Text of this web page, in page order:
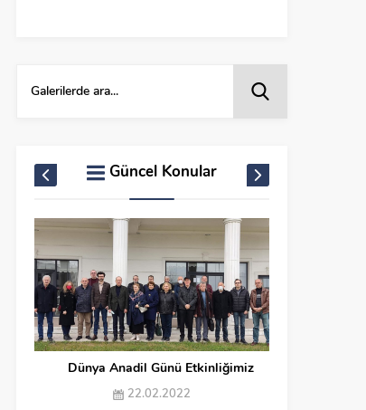
Faaliyetleri’nin 2.si Yapıldı
Güncel Konular
Dünya Anadil Günü Etkinliğimiz
22.02.2022